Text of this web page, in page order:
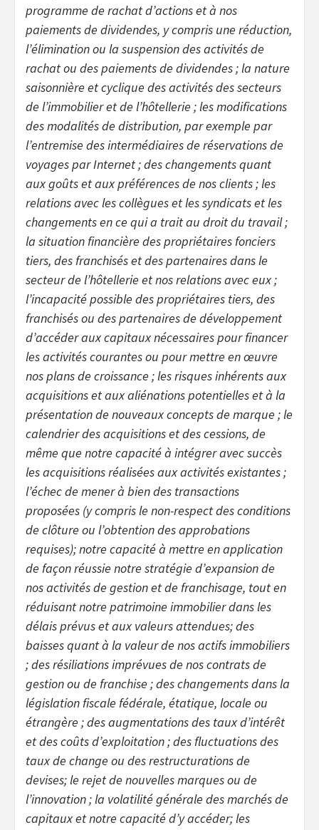
programme de rachat d’actions et à nos
paiements de dividendes, y compris une réduction,
l’élimination ou la suspension des activités de
rachat ou des paiements de dividendes ; la nature
saisonnière et cyclique des activités des secteurs
de l’immobilier et de l’hôtellerie ; les modifications
des modalités de distribution, par exemple par
l’entremise des intermédiaires de réservations de
voyages par Internet ; des changements quant
aux goûts et aux préférences de nos clients ; les
relations avec les collègues et les syndicats et les
changements en ce qui a trait au droit du travail ;
la situation financière des propriétaires fonciers
tiers, des franchisés et des partenaires dans le
secteur de l’hôtellerie et nos relations avec eux ;
l’incapacité possible des propriétaires tiers, des
franchisés ou des partenaires de développement
d’accéder aux capitaux nécessaires pour financer
les activités courantes ou pour mettre en œuvre
nos plans de croissance ; les risques inhérents aux
acquisitions et aux aliénations potentielles et à la
présentation de nouveaux concepts de marque ; le
calendrier des acquisitions et des cessions, de
même que notre capacité à intégrer avec succès
les acquisitions réalisées aux activités existantes ;
l’échec de mener à bien des transactions
proposées (y compris le non-respect des conditions
de clôture ou l’obtention des approbations
requises); notre capacité à mettre en application
de façon réussie notre stratégie d’expansion de
nos activités de gestion et de franchisage, tout en
réduisant notre patrimoine immobilier dans les
délais prévus et aux valeurs attendues; des
baisses quant à la valeur de nos actifs immobiliers
; des résiliations imprévues de nos contrats de
gestion ou de franchise ; des changements dans la
législation fiscale fédérale, étatique, locale ou
étrangère ; des augmentations des taux d’intérêt
et des coûts d’exploitation ; des fluctuations des
taux de change ou des restructurations de
devises; le rejet de nouvelles marques ou de
l’innovation ; la volatilité générale des marchés de
capitaux et notre capacité d’y accéder; les